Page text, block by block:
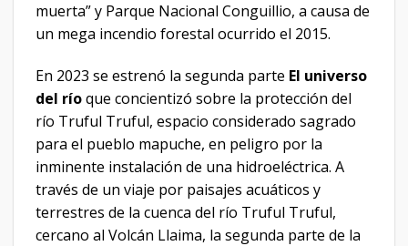
muerta” y Parque Nacional Conguillio, a causa de
un mega incendio forestal ocurrido el 2015.
En 2023 se estrenó la segunda parte El universo
del ríoque concientizó sobre la protección del
río Truful Truful, espacio considerado sagrado
para el pueblo mapuche, en peligro por la
inminente instalación de una hidroeléctrica. A
través de un viaje por paisajes acuáticos y
terrestres de la cuenca del río Truful Truful,
cercano al Volcán Llaima, la segunda parte de la